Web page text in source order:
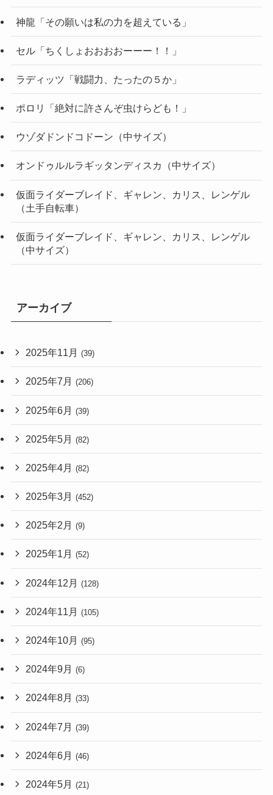
神龍「その願いは私の力を超えている」
セル「ちくしょおおおおーーー！！」
ラディッツ「戦闘力、たったの５か」
ポロリ「絶対に許さんぞ虫けらども！」
ウゾダドンドコドーン（中サイズ）
オンドゥルルラギッタンディスカ（中サイズ）
仮面ライダーブレイド、ギャレン、カリス、レンゲル
（土手自転車）
仮面ライダーブレイド、ギャレン、カリス、レンゲル
（中サイズ）
アーカイブ
2025年11月 (39)
2025年7月 (206)
2025年6月 (39)
2025年5月 (82)
2025年4月 (82)
2025年3月 (452)
2025年2月 (9)
2025年1月 (52)
2024年12月 (128)
2024年11月 (105)
2024年10月 (95)
2024年9月 (6)
2024年8月 (33)
2024年7月 (39)
2024年6月 (46)
2024年5月 (21)